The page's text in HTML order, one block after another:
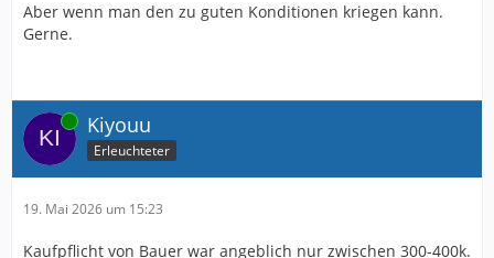
Aber wenn man den zu guten Konditionen kriegen kann.
Gerne.
Online Kiyouu
Erleuchteter
19. Mai 2026 um 15:23
Kaufpflicht von Bauer war angeblich nur zwischen 300-400k.